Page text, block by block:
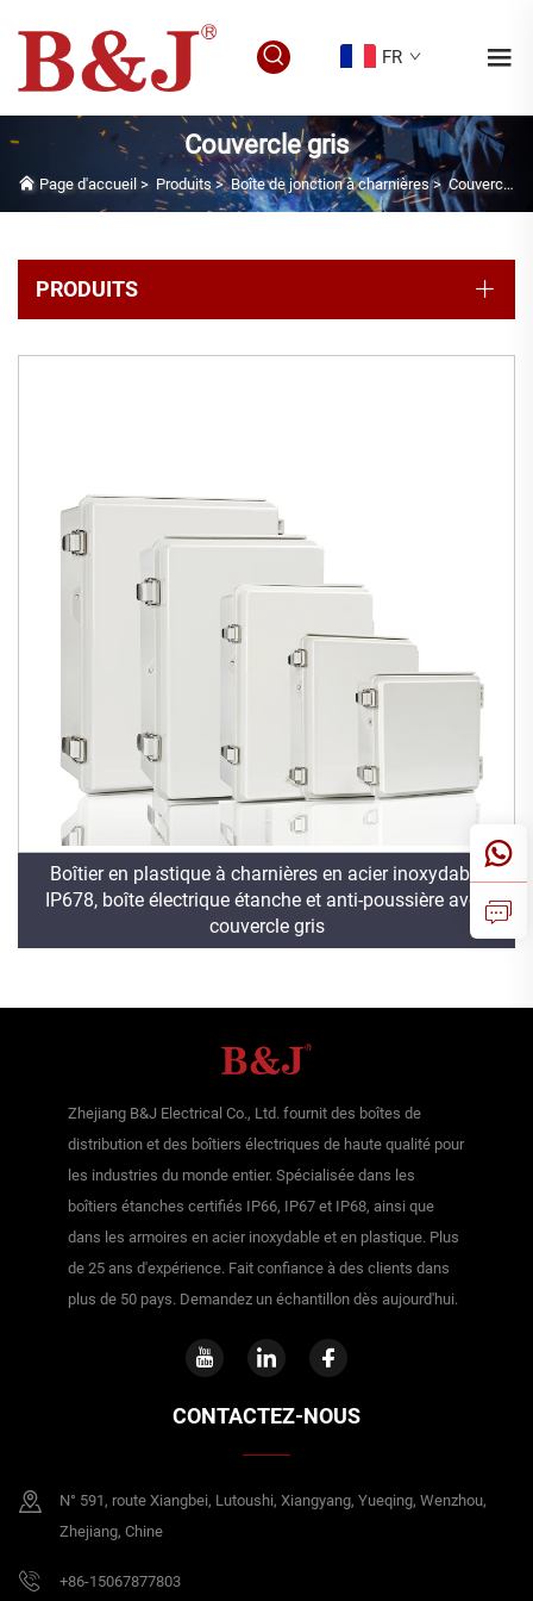
FR
Couvercle gris
Page d'accueil > Produits>Boîte de jonction à charnières>Couvercle gris
PRODUITS
Boîtier en plastique à charnières en acier inoxydable
IP678, boîte électrique étanche et anti-poussière avec
couvercle gris
Zhejiang B&J Electrical Co., Ltd. fournit des boîtes de
distribution et des boîtiers électriques de haute qualité pour
les industries du monde entier. Spécialisée dans les
boîtiers étanches certifiés IP66, IP67 et IP68, ainsi que
dans les armoires en acier inoxydable et en plastique. Plus
de 25 ans d'expérience. Fait confiance à des clients dans
plus de 50 pays. Demandez un échantillon dès aujourd'hui.
CONTACTEZ-NOUS
N° 591, route Xiangbei, Lutoushi, Xiangyang, Yueqing, Wenzhou,
Zhejiang, Chine
+86-15067877803